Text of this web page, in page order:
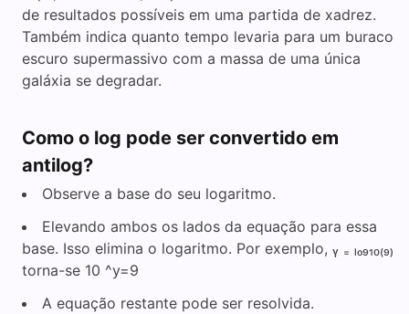
de resultados possíveis em uma partida de xadrez.
Também indica quanto tempo levaria para um buraco
escuro supermassivo com a massa de uma única
galáxia se degradar.
Como o log pode ser convertido em
antilog?
Observe a base do seu logaritmo.
Elevando ambos os lados da equação para essa
base. Isso elimina o logaritmo. Por exemplo, ᵧ ₌ ₗₒ₉₁₀₍₉₎
torna-se 10 ^y=9
A equação restante pode ser resolvida.